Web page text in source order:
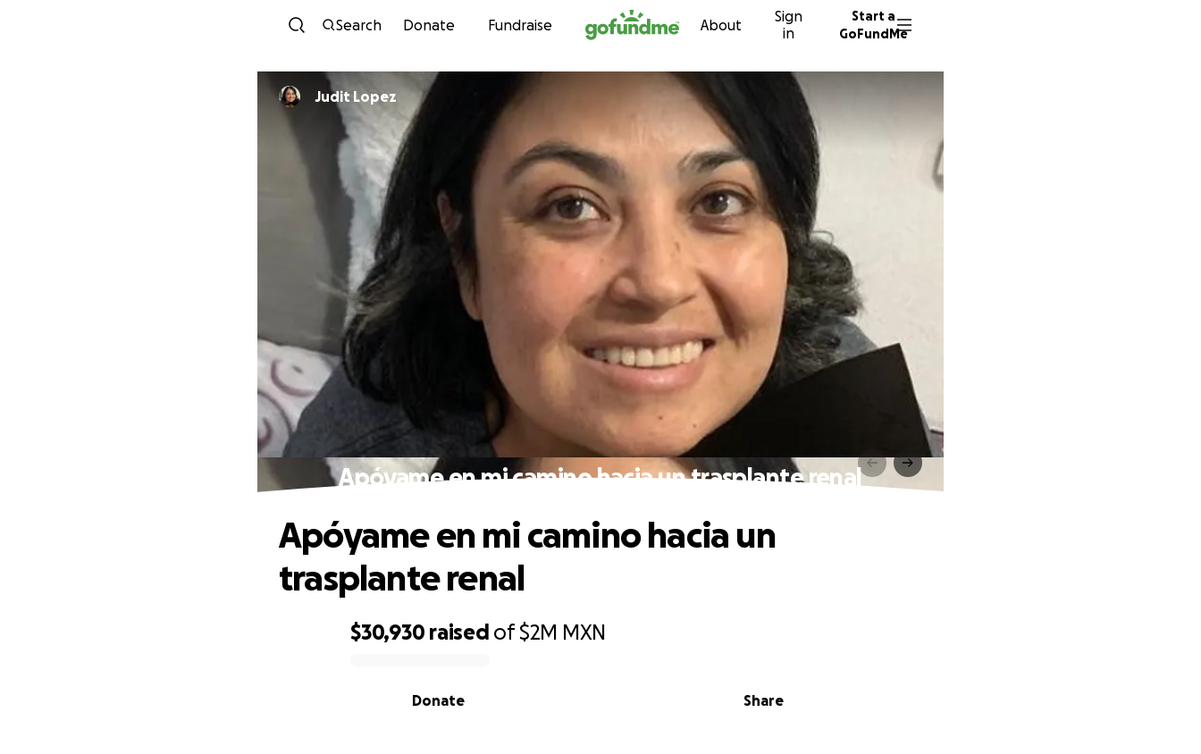
Skip to content
Search Donate Fundraise About
Sign
in
Start a
GoFundMe
Judit Lopez
Apóyame en mi camino hacia un trasplante renal
$30,930 raised of$2M MXN
Share
Donate
Apóyame en mi camino hacia un
trasplante renal